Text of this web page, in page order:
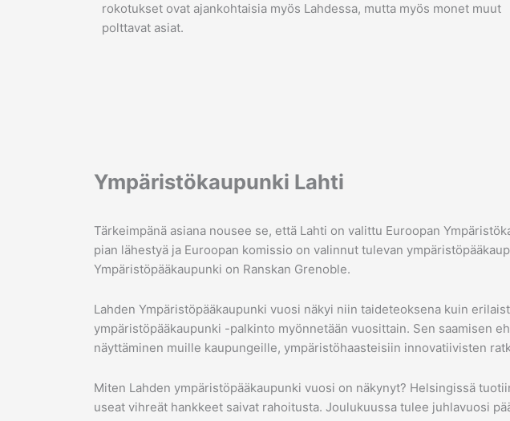
rokotukset ovat ajankohtaisia myös Lahdessa, mutta myös monet muut
polttavat asiat.
Ympäristökaupunki Lahti
Tärkeimpänä asiana nousee se, että Lahti on valittu Euroopan
pian lähestyä ja Euroopan komissio on valinnut tulevan
Ympäristöpääkaupunki on Ranskan Grenoble.
Lahden Ympäristöpääkaupunki vuosi näkyi niin taideteoksena kuin
ympäristöpääkaupunki -palkinto myönnetään vuosittain. Sen saamisen
näyttäminen muille kaupungeille, ympäristöhaasteisiin innovatiivisten
Miten Lahden ympäristöpääkaupunki vuosi on näkynyt? Helsingissä
useat vihreät hankkeet saivat rahoitusta. Joulukuussa tulee juhlavuosi